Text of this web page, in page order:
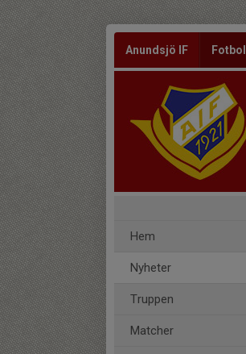
Anundsjö IF Fotboll
Hem
Nyheter
Truppen
Matcher